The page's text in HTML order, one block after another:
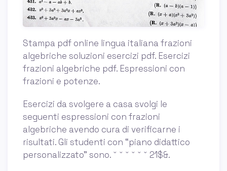
Stampa pdf online lingua italiana frazioni
algebriche soluzioni esercizi pdf. Esercizi
frazioni algebriche pdf. Espressioni con
frazioni e potenze.
Esercizi da svolgere a casa svolgi le
seguenti espressioni con frazioni
algebriche avendo cura di verificarne i
risultati. Gli studenti con “piano didattico
personalizzato” sono. ˇ ˇ ˇ ˇ ˇ ˇ 21$&.